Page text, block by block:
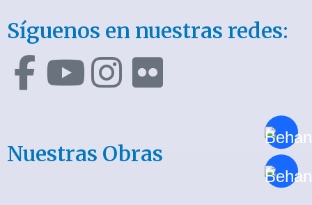
Síguenos en nuestras redes:
Nuestras Obras